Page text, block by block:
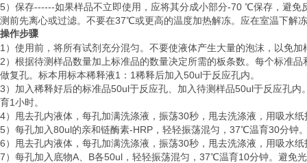
5）保存------如果样品不立即使用，应将其分成小部分-70 ℃保存，避
测前先离心或过滤。不要在37℃或更高的温度加热解冻。应在室温下解
操作步骤
1）使用前，将所有试剂充分混匀。不要使液体产生大量的泡沫，以免
2）根据待测样品数量加上标准品的数量决定所需的板条数。每个标准
做复孔。标本用标本稀释液1：1稀释后加入50ul于反应孔内。
3）加入稀释好后的标准品50ul于反应孔、加入待测样品50ul于反应孔
育1小时。
4）甩去孔内液体，每孔加满洗涤液，振荡30秒，甩去洗涤液，用吸水
5）每孔加入80ul的亲和链酶素-HRP，轻轻振荡混匀，37℃温育30分钟
6）甩去孔内液体，每孔加满洗涤液，振荡30秒，甩去洗涤液，用吸水
7）每孔加入底物A、B各50ul，轻轻振荡混匀，37℃温育10分钟。避免